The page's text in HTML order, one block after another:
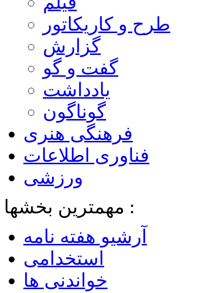
طرح و کاریکاتور
گزارش
گفت و گو
یادداشت
گوناگون
فرهنگی هنری
فناوری اطلاعات
ورزشی
مهمترین بخشها :
آرشیو هفته نامه
استخدامی
خواندنی ها